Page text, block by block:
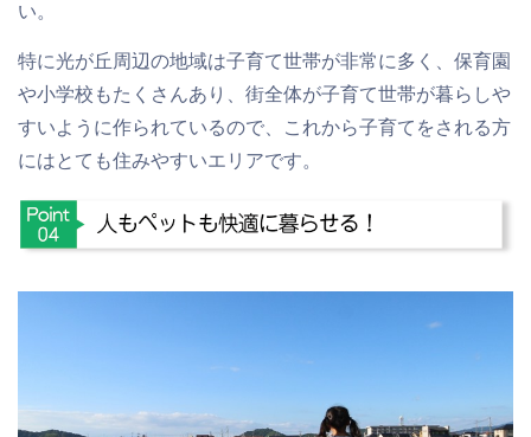
い。
特に光が丘周辺の地域は子育て世帯が非常に多く、保育園
や小学校もたくさんあり、街全体が子育て世帯が暮らしや
すいように作られているので、これから子育てをされる方
にはとても住みやすいエリアです。